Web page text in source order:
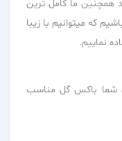
همچنین ما کامل ترین
که میتوانیم با زیبا
نماییم.
شما باکس گل مناسب